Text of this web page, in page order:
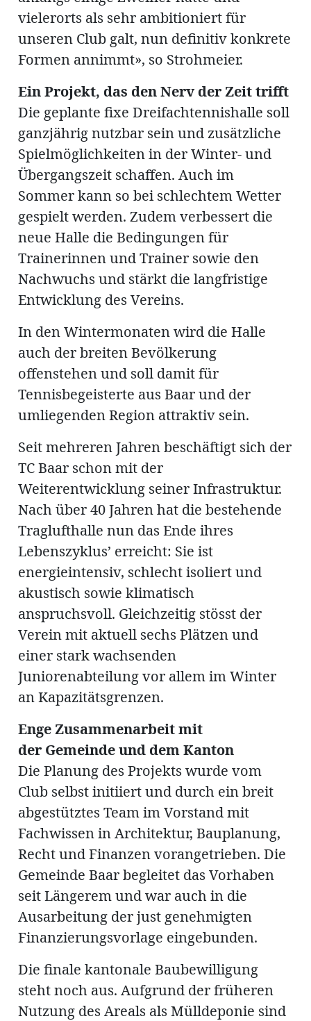
vielerorts als sehr ambitioniert für
unseren Club galt, nun definitiv konkrete
Formen annimmt», so Strohmeier.
Ein Projekt, das den Nerv der Zeit trifft
Die geplante fixe Dreifachtennishalle soll
ganzjährig nutzbar sein und zusätzliche
Spielmöglichkeiten in der Winter- und
Übergangszeit schaffen. Auch im
Sommer kann so bei schlechtem Wetter
gespielt werden. Zudem verbessert die
neue Halle die Bedingungen für
Trainerinnen und Trainer sowie den
Nachwuchs und stärkt die langfristige
Entwicklung des Vereins.
In den Wintermonaten wird die Halle
auch der breiten Bevölkerung
offenstehen und soll damit für
Tennisbegeisterte aus Baar und der
umliegenden Region attraktiv sein.
Seit mehreren Jahren beschäftigt sich der
TC Baar schon mit der
Weiterentwicklung seiner Infrastruktur.
Nach über 40 Jahren hat die bestehende
Traglufthalle nun das Ende ihres
Lebenszyklus’ erreicht: Sie ist
energieintensiv, schlecht isoliert und
akustisch sowie klimatisch
anspruchsvoll. Gleichzeitig stösst der
Verein mit aktuell sechs Plätzen und
einer stark wachsenden
Juniorenabteilung vor allem im Winter
an Kapazitätsgrenzen.
Enge Zusammenarbeit mit
der Gemeinde und dem Kanton
Die Planung des Projekts wurde vom
Club selbst initiiert und durch ein breit
abgestütztes Team im Vorstand mit
Fachwissen in Architektur, Bauplanung,
Recht und Finanzen vorangetrieben. Die
Gemeinde Baar begleitet das Vorhaben
seit Längerem und war auch in die
Ausarbeitung der just genehmigten
Finanzierungsvorlage eingebunden.
Die finale kantonale Baubewilligung
steht noch aus. Aufgrund der früheren
Nutzung des Areals als Mülldeponie sind